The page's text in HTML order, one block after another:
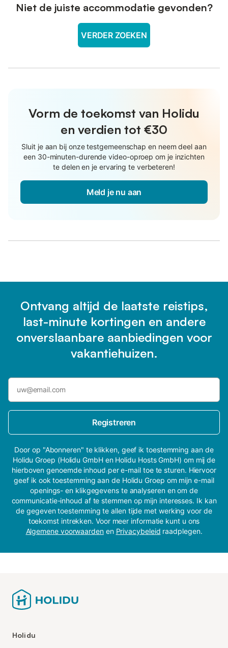
Niet de juiste accommodatie gevonden?
VERDER ZOEKEN
Vorm de toekomst van Holidu
en verdien tot €30
Sluit je aan bij onze testgemeenschap en neem deel aan
een 30-minuten-durende video-oproep om je inzichten
te delen en je ervaring te verbeteren!
Meld je nu aan
Ontvang altijd de laatste reistips,
last-minute kortingen en andere
onverslaanbare aanbiedingen voor
vakantiehuizen.
Registreren
Door op "Abonneren" te klikken, geef ik toestemming aan de
Holidu Groep (Holidu GmbH en Holidu Hosts GmbH) om mij de
hierboven genoemde inhoud per e-mail toe te sturen. Hiervoor
geef ik ook toestemming aan de Holidu Groep om mijn e-mail
openings- en klikgegevens te analyseren en om de
communicatie-inhoud af te stemmen op mijn interesses. Ik kan
de gegeven toestemming te allen tijde met werking voor de
toekomst intrekken. Voor meer informatie kunt u ons
Algemene voorwaardenen Privacybeleid raadplegen.
Holidu